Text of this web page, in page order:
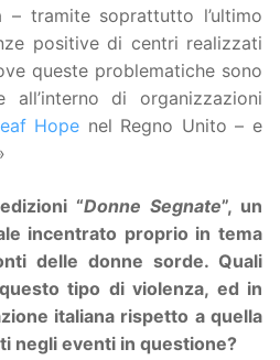
tramite soprattutto l’ultimo
positive di centri realizzati
queste problematiche sono
all’interno di organizzazioni
Hope nel Regno Unito – e
“Donne Segnate”, un
incentrato proprio in tema
delle donne sorde. Quali
tipo di violenza, ed in
italiana rispetto a quella
negli eventi in questione?